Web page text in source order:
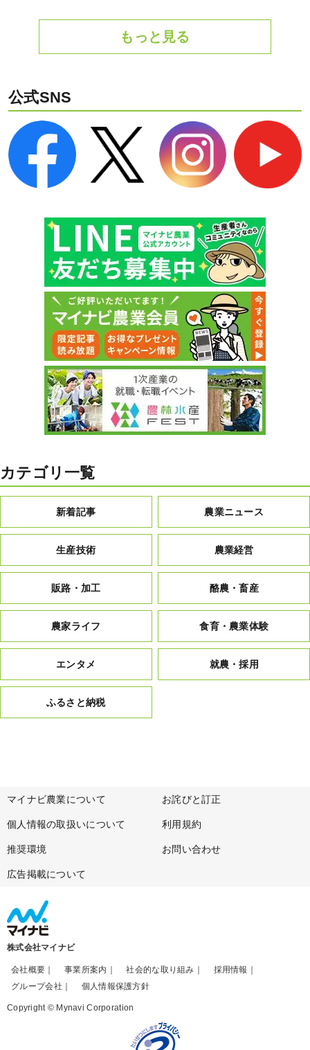
もっと見る
公式SNS
カテゴリ一覧
新着記事 農業ニュース
生産技術 農業経営
販路・加工 酪農・畜産
農家ライフ 食育・農業体験
エンタメ 就農・採用
ふるさと納税
マイナビ農業について お詫びと訂正
個人情報の取扱いについて 利用規約
推奨環境 お問い合わせ
広告掲載について
株式会社マイナビ
会社概要 事業所案内 社会的な取り組み
採用情報
グループ会社
個人情報保護方針
Copyright © Mynavi Corporation